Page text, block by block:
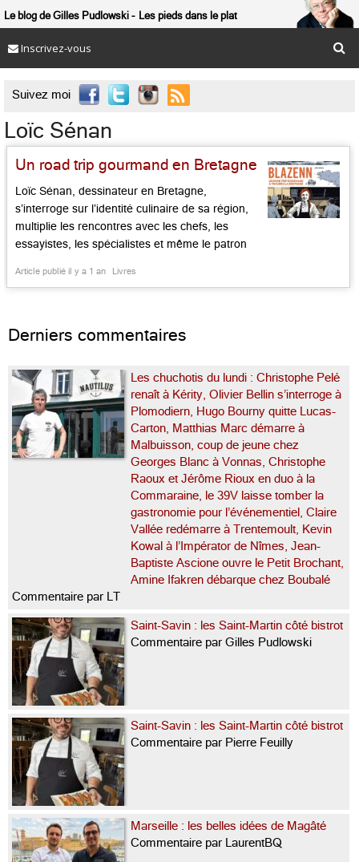
Le blog de Gilles Pudlowski Les pieds dans le plat
Inscrivez-vous
Suivez moi 
Loïc Sénan
Un road trip gourmand en Bretagne
Loïc Sénan, dessinateur en Bretagne,
s’interroge sur l’identité culinaire de sa région,
multiplie les rencontres avec les chefs, les
essayistes, les spécialistes et même le patron
certain « Puldowski » (sic), cf p. 116). De Olivier
Article publié il y a 1 an Livres
Derniers commentaires
Les chuchotis du lundi : Christophe Pelé
renaît à Kérity, Olivier Bellin s’interroge à
Plomodiern, Hugo Bourny quitte Lucas-
Carton, Matthias Marc démarre à
Malbuisson, coup de jeune chez
Georges Blanc à Vonnas, Christophe
Raoux et Jérôme Rioux en duo à la
Commaraine, le 39V laisse tomber la
gastronomie pour l’événementiel, Claire
Vallée redémarre à Trentemoult, Kevin
Kowal à l’Impérator de Nîmes, Jean-
Baptiste Ascione ouvre le Petit Brochant,
Amine Ifakren débarque chez Boubalé
Commentaire par LT
Saint-Savin : les Saint-Martin côté bistrot
Commentaire par Gilles Pudlowski
Saint-Savin : les Saint-Martin côté bistrot
Commentaire par Pierre Feuilly
Marseille : les belles idées de Magâté
Commentaire par LaurentBQ